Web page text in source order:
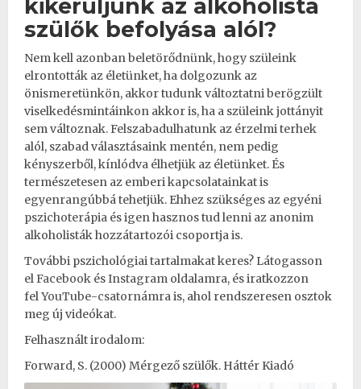
kikerüljünk az alkoholista
szülők befolyása alól?
Nem kell azonban beletörődnünk, hogy szüleink
elrontották az életünket, ha dolgozunk az
önismeretünkön, akkor tudunk változtatni berögzült
viselkedésmintáinkon akkor is, ha a szüleink jottányit
sem változnak. Felszabadulhatunk az érzelmi terhek
alól, szabad választásaink mentén, nem pedig
kényszerből, kínlódva élhetjük az életünket. És
természetesen az emberi kapcsolatainkat is
egyenrangúbbá tehetjük. Ehhez szükséges az egyéni
pszichoterápia és igen hasznos tud lenni az anonim
alkoholisták hozzátartozói csoportja is.
További pszichológiai tartalmakat keres? Látogasson
elFacebook ésInstagram oldalamra, és iratkozzon
felYouTube-csatornámrais, ahol rendszeresen osztok
meg új videókat.
Felhasznált irodalom:
Forward, S. (2000) Mérgező szülők. Háttér Kiadó